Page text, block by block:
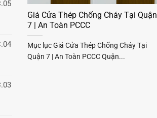
Giá Cửa Thép Chống Cháy Tại Quận
7 | An Toàn PCCC
Mục lục Giá Cửa Thép Chống Cháy Tại
Quận 7 | An Toàn PCCC Quận...